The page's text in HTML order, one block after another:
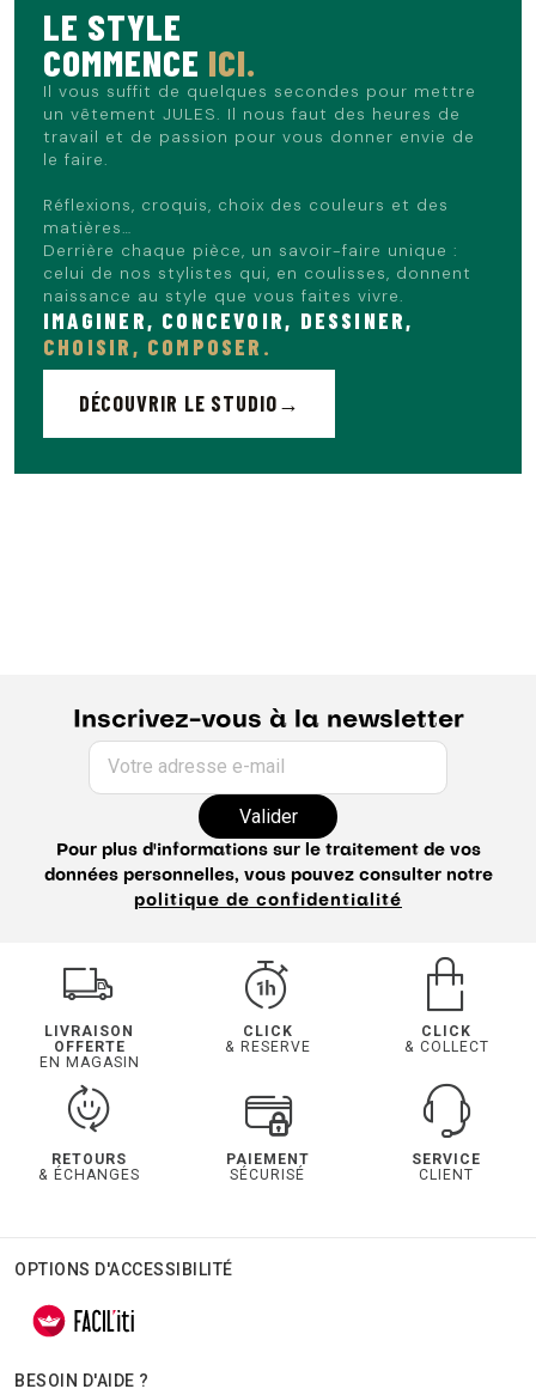
LE STYLE
COMMENCE ICI.
Il vous suffit de quelques secondes pour mettre
un vêtement JULES. Il nous faut des heures de
travail et de passion pour vous donner envie de
le faire.
Réflexions, croquis, choix des couleurs et des
matières…
Derrière chaque pièce, un savoir-faire unique :
celui de nos stylistes qui, en coulisses, donnent
naissance au style que vous faites vivre.
IMAGINER, CONCEVOIR, DESSINER,
CHOISIR, COMPOSER.
DÉCOUVRIR LE STUDIO
Inscrivez-vous à la newsletter
Votre adresse e-mail
Valider
Pour plus d'informations sur le traitement de vos
données personnelles, vous pouvez consulter notre
politique de confidentialité
LIVRAISON
OFFERTE
EN MAGASIN
CLICK
& RESERVE
CLICK
& COLLECT
RETOURS
& ÉCHANGES
PAIEMENT
SÉCURISÉ
SERVICE
CLIENT
OPTIONS D'ACCESSIBILITÉ
BESOIN D'AIDE ?